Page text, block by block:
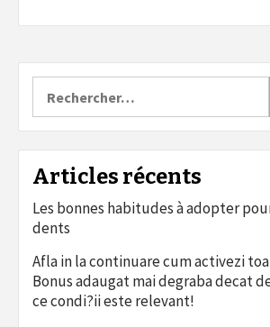
Articles récents
Les bonnes habitudes à adopter
dents
Afla in la continuare cum activezi
Bonus adaugat mai degraba decat
ce condi?ii este relevant!